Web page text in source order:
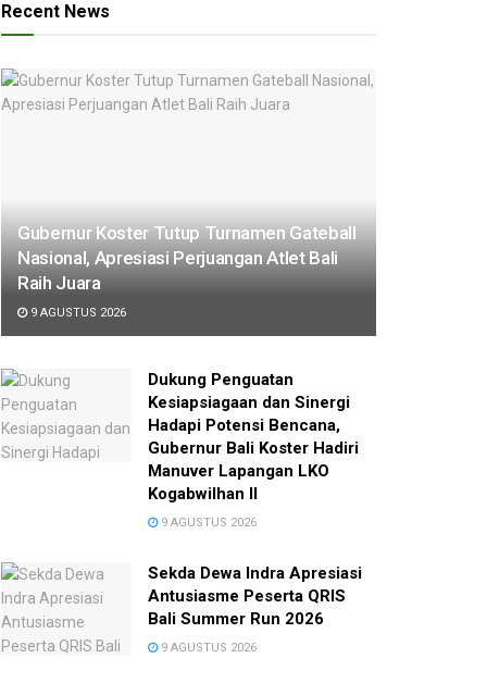
Recent News
Gubernur Koster Tutup Turnamen Gateball
Nasional, Apresiasi Perjuangan Atlet Bali
Raih Juara
9 AGUSTUS 2026
Dukung Penguatan
Kesiapsiagaan dan Sinergi
Hadapi Potensi Bencana,
Gubernur Bali Koster Hadiri
Manuver Lapangan LKO
Kogabwilhan II
9 AGUSTUS 2026
Sekda Dewa Indra Apresiasi
Antusiasme Peserta QRIS
Bali Summer Run 2026
9 AGUSTUS 2026